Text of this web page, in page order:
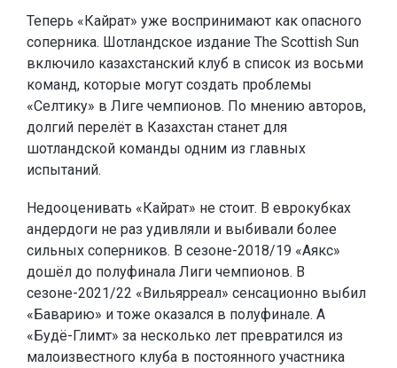
Теперь «Кайрат» уже воспринимают как опасного
соперника. Шотландское издание The Scottish Sun
включило казахстанский клуб в список из восьми
команд, которые могут создать проблемы
«Селтику» в Лиге чемпионов. По мнению авторов,
долгий перелёт в Казахстан станет для
шотландской команды одним из главных
испытаний.
Недооценивать «Кайрат» не стоит. В еврокубках
андердоги не раз удивляли и выбивали более
сильных соперников. В сезоне-2018/19 «Аякс»
дошёл до полуфинала Лиги чемпионов. В
сезоне-2021/22 «Вильярреал» сенсационно выбил
«Баварию» и тоже оказался в полуфинале. А
«Будё-Глимт» за несколько лет превратился из
малоизвестного клуба в постоянного участника